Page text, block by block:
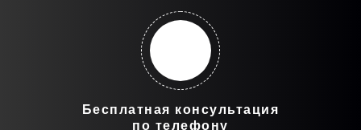
Бесплатная консультация
по телефону